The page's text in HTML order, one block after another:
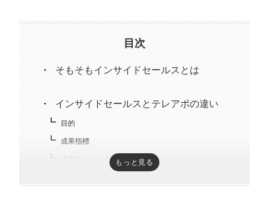
趣味はキックボクシング。アマチュアの戦績は2戦0勝2
目次
そもそもインサイドセールスとは
インサイドセールスとテレアポの違い
目的
成果指標
成果を出すための期間もっと見る